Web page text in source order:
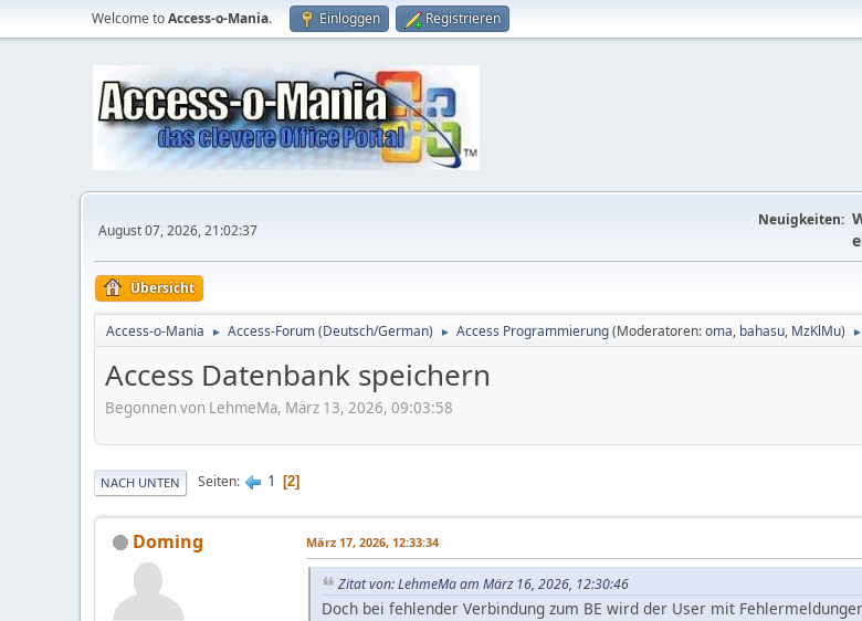
Welcome toAccess-o-Mania. Einloggen Registrieren
August 07, 2026, 21:02:37
Neuigkeiten:
Übersicht
Access-o-Mania ► Access-Forum (Deutsch/German) ► Access Programmierung(Moderatoren:oma, bahasu, MzKlMu) ►
Access Datenbank speichern
Begonnen von LehmeMa, März 13, 2026, 09:03:58
NACH UNTEN Seiten 1 2
Doming März 17, 2026, 12:33:34
Zitat von: LehmeMa am März 16, 2026, 12:30:46
Doch bei fehlender Verbindung zum BE wird der User mit